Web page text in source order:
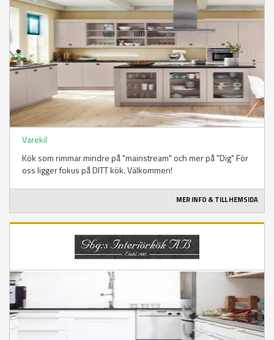
Varekil
Kök som rimmar mindre på "mainstream" och mer på "Dig" För
oss ligger fokus på DITT kök. Välkommen!
MER INFO & TILL HEMSIDA